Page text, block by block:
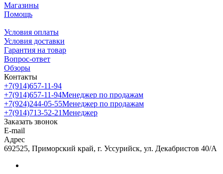
Магазины
Помощь
Условия оплаты
Условия доставки
Гарантия на товар
Вопрос-ответ
Обзоры
Контакты
+7(914)657-11-94
+7(914)657-11-94Менеджер по продажам
+7(924)244-05-55Менеджер по продажам
+7(914)713-52-21Менеджер
Заказать звонок
E-mail
Адрес
692525, Приморский край, г. Уссурийск, ул. Декабристов 40/А